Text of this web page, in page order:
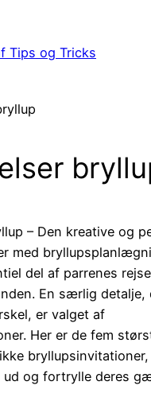
Tips og Tricks
– Den kreative og
med
del af parrenes
En særlig detalje,
er valget af
Her er de fem
ud og fortrylle deres